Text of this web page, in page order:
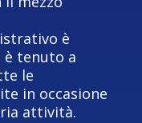
è
è tenuto a
le
in occasione
attività.